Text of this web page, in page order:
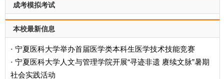
成考模拟考试
本校最新信息
· 宁夏医科大学举办首届医学类本科生医学技术技能竞赛
· 宁夏医科大学人文与管理学院开展“寻迹非遗 赓续文脉”暑期
社会实践活动